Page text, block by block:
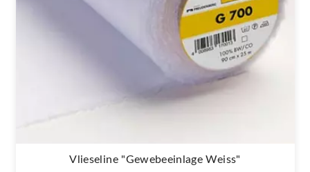
Vlieseline "Gewebeeinlage Weiss"